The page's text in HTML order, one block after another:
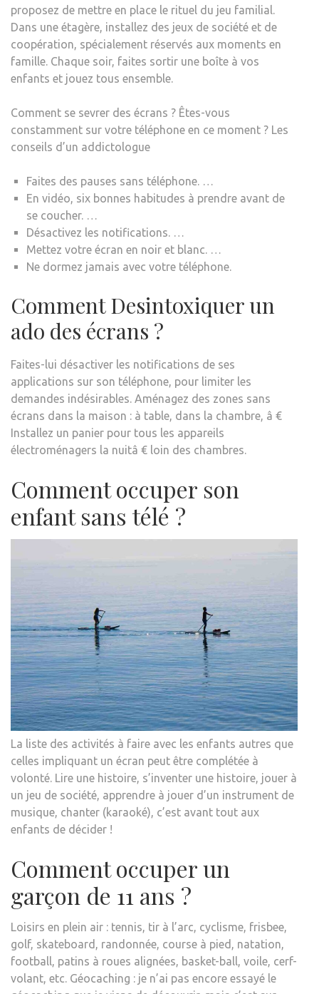
proposez de mettre en place le rituel du jeu familial.
Dans une étagère, installez des jeux de société et de
coopération, spécialement réservés aux moments en
famille. Chaque soir, faites sortir une boîte à vos
enfants et jouez tous ensemble.
Comment se sevrer des écrans ? Êtes-vous
constamment sur votre téléphone en ce moment ? Les
conseils d’un addictologue
Faites des pauses sans téléphone. …
En vidéo, six bonnes habitudes à prendre avant de
se coucher. …
Désactivez les notifications. …
Mettez votre écran en noir et blanc. …
Ne dormez jamais avec votre téléphone.
Comment Desintoxiquer un
ado des écrans ?
Faites-lui désactiver les notifications de ses
applications sur son téléphone, pour limiter les
demandes indésirables. Aménagez des zones sans
écrans dans la maison : à table, dans la chambre, â €
Installez un panier pour tous les appareils
électroménagers la nuitâ € loin des chambres.
Comment occuper son
enfant sans télé ?
La liste des activités à faire avec les enfants autres que
celles impliquant un écran peut être complétée à
volonté. Lire une histoire, s’inventer une histoire, jouer à
un jeu de société, apprendre à jouer d’un instrument de
musique, chanter (karaoké), c’est avant tout aux
enfants de décider !
Comment occuper un
garçon de 11 ans ?
Loisirs en plein air : tennis, tir à l’arc, cyclisme, frisbee,
golf, skateboard, randonnée, course à pied, natation,
football, patins à roues alignées, basket-ball, voile, cerf-
volant, etc. Géocaching : je n’ai pas encore essayé le